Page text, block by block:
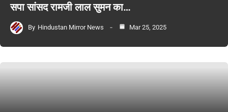
सपा सांसद रामजी लाल सुमन का…
By Hindustan Mirror News Mar 25, 2025